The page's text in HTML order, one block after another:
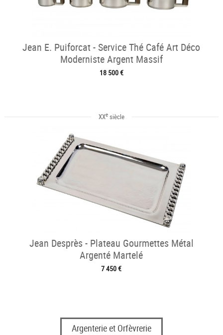
Jean E. Puiforcat - Service Thé Café Art Déco
Moderniste Argent Massif
18 500 €
XXesiècle
Jean Desprès - Plateau Gourmettes Métal
Argenté Martelé
7 450 €
Argenterie et Orfèvrerie